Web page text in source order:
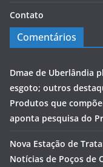
Contato
Comentários
Dmae de Uberlândia
esgoto; outros
Produtos que
aponta pesquisa do
Nova Estação de
Notícias de Poços de